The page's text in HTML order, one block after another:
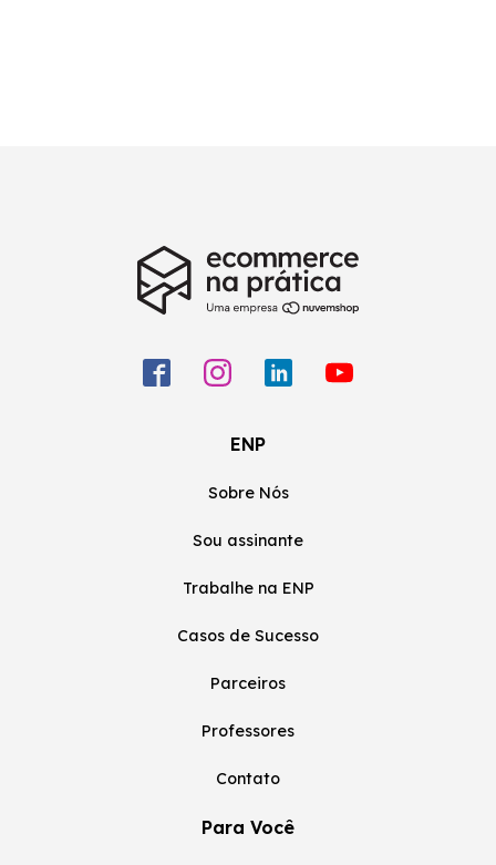
ENP
Sobre Nós
Sou assinante
Trabalhe na ENP
Casos de Sucesso
Parceiros
Professores
Contato
Para Você